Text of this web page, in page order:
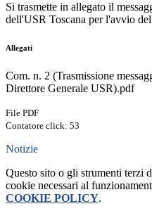
Si trasmette in allegato il
dell'USR Toscana per l'avvio
Allegati
Com. n. 2 (Trasmissione
Direttore Generale USR).pdf
File PDF
Contatore click: 53
Notizie
Questo sito o gli strumenti terzi
cookie necessari al
COOKIE POLICY.